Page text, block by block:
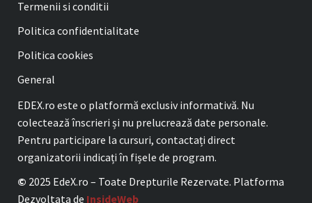
Termenii si conditii
Politica confidentialitate
Politica cookies
General
EDEX.ro este o platformă exclusiv informativă. Nu
colectează înscrieri și nu prelucrează date personale.
Pentru participare la cursuri, contactați direct
organizatorii indicați în fișele de program.
© 2025 EdeX.ro – Toate Drepturile Rezervate. Platforma
Dezvoltata de InsideWeb